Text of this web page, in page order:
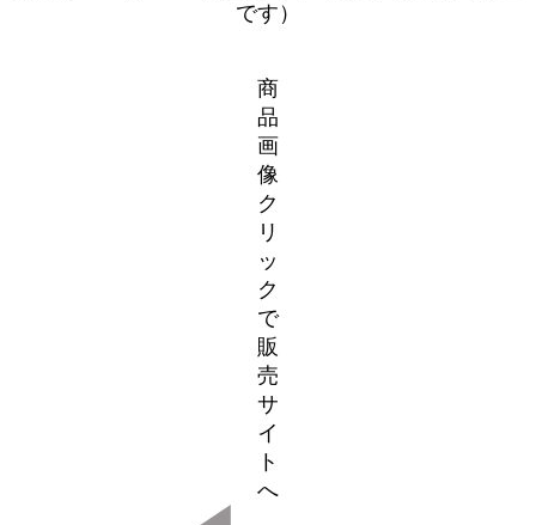
です）
商
品
画
像
ク
リ
ッ
ク
で
販
売
サ
イ
ト
へ